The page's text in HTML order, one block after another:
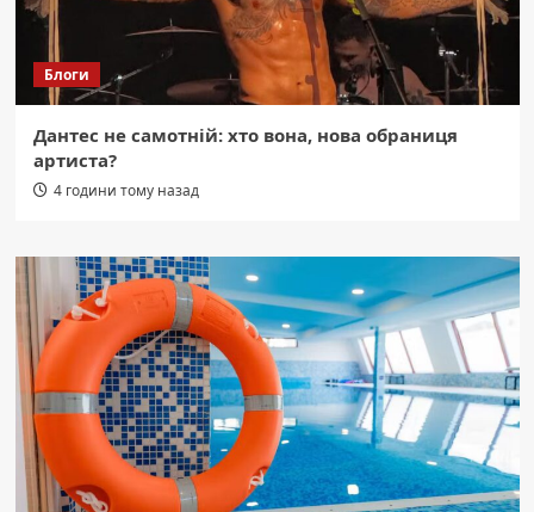
Блоги
Дантес не самотній: хто вона, нова обраниця
артиста?
4 години тому назад